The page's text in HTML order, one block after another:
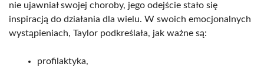
nie ujawniał swojej choroby, jego odejście stało się
inspiracją do działania dla wielu. W swoich emocjonalnych
wystąpieniach, Taylor podkreślała, jak ważne są:
profilaktyka,